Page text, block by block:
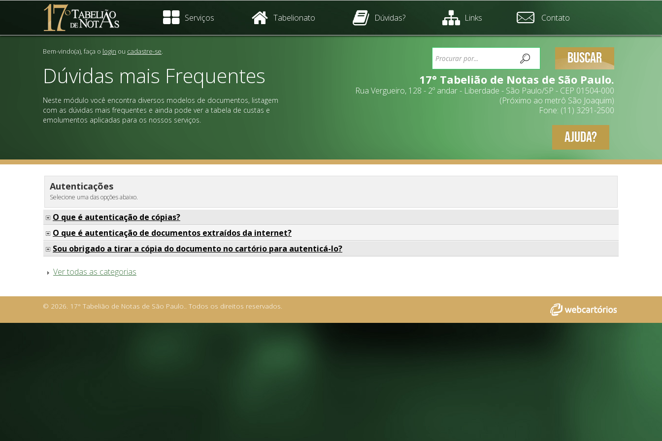
Serviços Tabelionato Dúvidas? Links Contato
BUSCAR
17° Tabelião de Notas de São Paulo.
Rua Vergueiro, 128 - 2º andar - Liberdade - São Paulo/SP - CEP 01504-000
(Próximo ao metrô São Joaquim)
Fone: (11) 3291-2500
AJUDA?
Bem-vindo(a), faça o login ou cadastre-se.
Dúvidas mais Frequentes
Neste módulo você encontra diversos modelos de documentos, listagem
com as dúvidas mais frequentes e ainda pode ver a tabela de custas e
emolumentos aplicadas para os nossos serviços.
Autenticações
Selecione uma das opções abaixo.
O que é autenticação de cópias?
O que é autenticação de documentos extraídos da internet?
Sou obrigado a tirar a cópia do documento no cartório para autenticá-lo?
Ver todas as categorias
© 2026. 17° Tabelião de Notas de São Paulo.. Todos os direitos reservados.